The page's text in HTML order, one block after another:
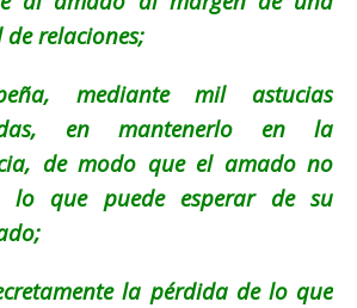
relaciones;
mediante mil astucias
en mantenerlo en la
de modo que el amado no
lo que puede esperar de su
la pérdida de lo que